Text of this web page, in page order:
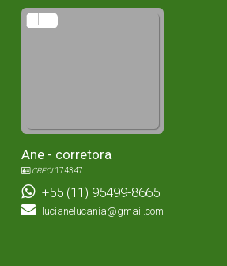
Ane - corretora
CRECI174347
+55 (11) 95499-8665
lucianelucania@gmail.com